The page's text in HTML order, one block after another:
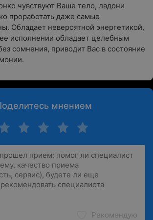
чувствуют Ваше тело, ладони
проработать даже самые
Обладает невероятной энергетикой,
исполнении обладает целебным
сомнения, приводит Вас в состояние
мнением
Рекомендую